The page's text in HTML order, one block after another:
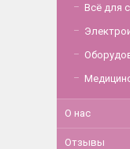
Всё для
О нас
Отзывы